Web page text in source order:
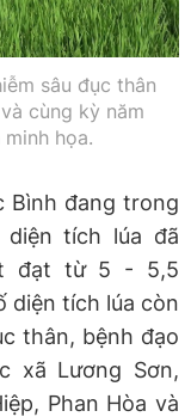
sâu đục thân
cùng kỳ năm
họa.
Bình đang trong
diện tích lúa đã
đạt từ 5 - 5,5
diện tích lúa còn
thân, bệnh đạo
xã Lương Sơn,
Phan Hòa và